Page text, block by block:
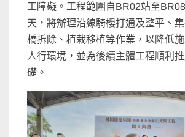
工障礙。工程範圍自BR02站至
天，將辦理沿線騎樓打通及整平、
橋拆除、植栽移植等作業，以降低
人行環境，並為後續主體工程順利
礎。